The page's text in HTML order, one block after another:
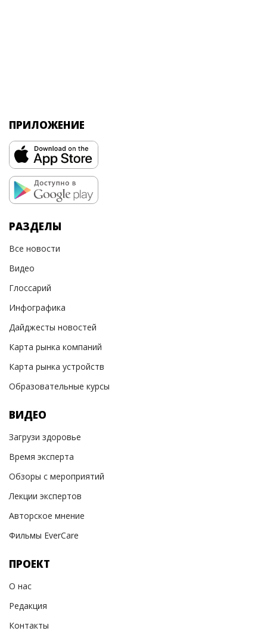
ПРИЛОЖЕНИЕ
РАЗДЕЛЫ
Все новости
Видео
Глоссарий
Инфографика
Дайджесты новостей
Карта рынка компаний
Карта рынка устройств
Образовательные курсы
ВИДЕО
Загрузи здоровье
Время эксперта
Обзоры с мероприятий
Лекции экспертов
Авторское мнение
Фильмы EverCare
ПРОЕКТ
О нас
Редакция
Контакты